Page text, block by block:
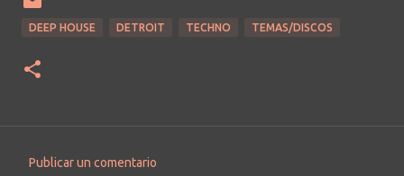
DEEP HOUSE DETROIT TECHNO TEMAS/DISCOS
Publicar un comentario